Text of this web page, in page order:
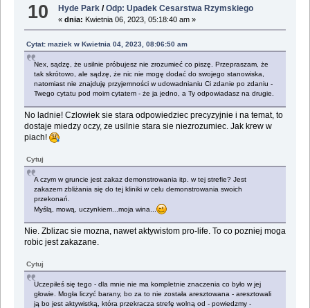
10 Hyde Park /Odp: Upadek Cesarstwa Rzymskiego
«dnia: Kwietnia 06, 2023, 05:18:40 am »
Cytat: maziek w Kwietnia 04, 2023, 08:06:50 am
Nex, sądzę, że usilnie próbujesz nie zrozumieć co piszę. Przepraszam, że
tak skrótowo, ale sądzę, że nic nie mogę dodać do swojego stanowiska,
natomiast nie znajduję przyjemności w udowadnianiu Ci zdanie po zdaniu -
Twego cytatu pod moim cytatem - że ja jedno, a Ty odpowiadasz na drugie.
No ladnie! Czlowiek sie stara odpowiedziec precyzyjnie i na temat, to
dostaje miedzy oczy, ze usilnie stara sie niezrozumiec. Jak krew w
piach!
Cytuj
A czym w gruncie jest zakaz demonstrowania itp. w tej strefie? Jest
zakazem zbliżania się do tej kliniki w celu demonstrowania swoich
przekonań.
Myślą, mową, uczynkiem...moja wina...
Nie. Zblizac sie mozna, nawet aktywistom pro-life. To co pozniej moga
robic jest zakazane.
Cytuj
Uczepiłeś się tego - dla mnie nie ma kompletnie znaczenia co było w jej
głowie. Mogła liczyć barany, bo za to nie została aresztowana - aresztowali
ją bo jest aktywistką, która przekracza strefę wolną od - powiedzmy -